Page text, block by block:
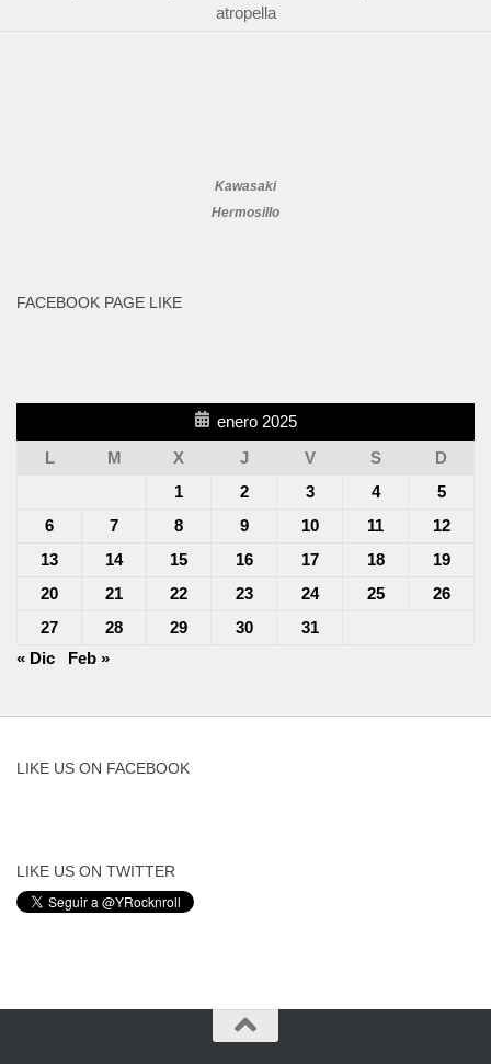
atropella
Kawasaki
Hermosillo
FACEBOOK PAGE LIKE
enero 2025
L
M X J V S
D
1
2 3 4
5
6
7 8 9 10 11
12
13
14 15 16 17 18
19
20
21 22 23 24 25
26
27
28 29 30
31
« Dic
Feb »
LIKE US ON FACEBOOK
LIKE US ON TWITTER